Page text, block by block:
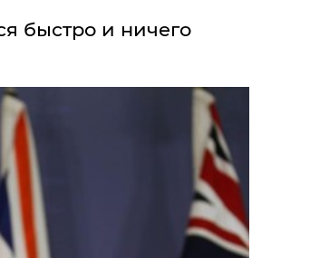
быстро и ничего